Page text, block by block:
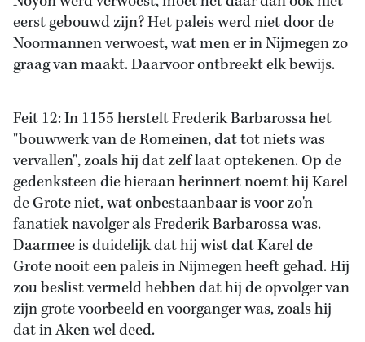
eerst gebouwd zijn? Het paleis werd niet door de
Noormannen verwoest, wat men er in Nijmegen zo
graag van maakt. Daarvoor ontbreekt elk bewijs.
Feit 12: In 1155 herstelt Frederik Barbarossa het
"bouwwerk van de Romeinen, dat tot niets was
vervallen", zoals hij dat zelf laat optekenen. Op de
gedenksteen die hieraan herinnert noemt hij Karel
de Grote niet, wat onbestaanbaar is voor zo'n
fanatiek navolger als Frederik Barbarossa was.
Daarmee is duidelijk dat hij wist dat Karel de
Grote nooit een paleis in Nijmegen heeft gehad. Hij
zou beslist vermeld hebben dat hij de opvolger van
zijn grote voorbeeld en voorganger was, zoals hij
dat in Aken wel deed.